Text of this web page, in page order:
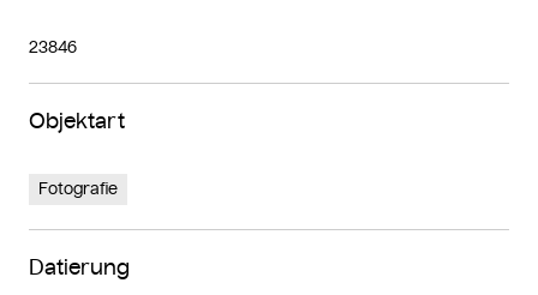
23846
Objektart
Fotografie
Datierung